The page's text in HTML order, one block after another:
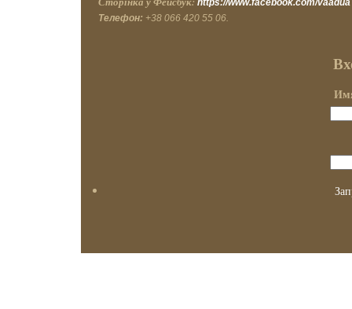
https://www.facebook.com/vaadua
Телефон: +38 066 420 55 06.